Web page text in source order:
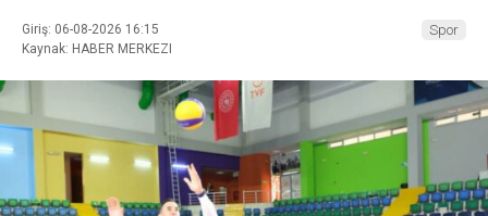
Giriş: 06-08-2026 16:15
Kaynak: HABER MERKEZI
Spor